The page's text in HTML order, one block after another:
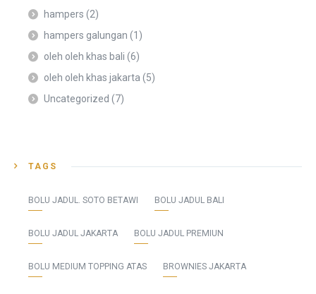
hampers (2)
hampers galungan (1)
oleh oleh khas bali (6)
oleh oleh khas jakarta (5)
Uncategorized (7)
TAGS
BOLU JADUL. SOTO BETAWI BOLU JADUL BALI
BOLU JADUL JAKARTA BOLU JADUL PREMIUN
BOLU MEDIUM TOPPING ATAS BROWNIES JAKARTA